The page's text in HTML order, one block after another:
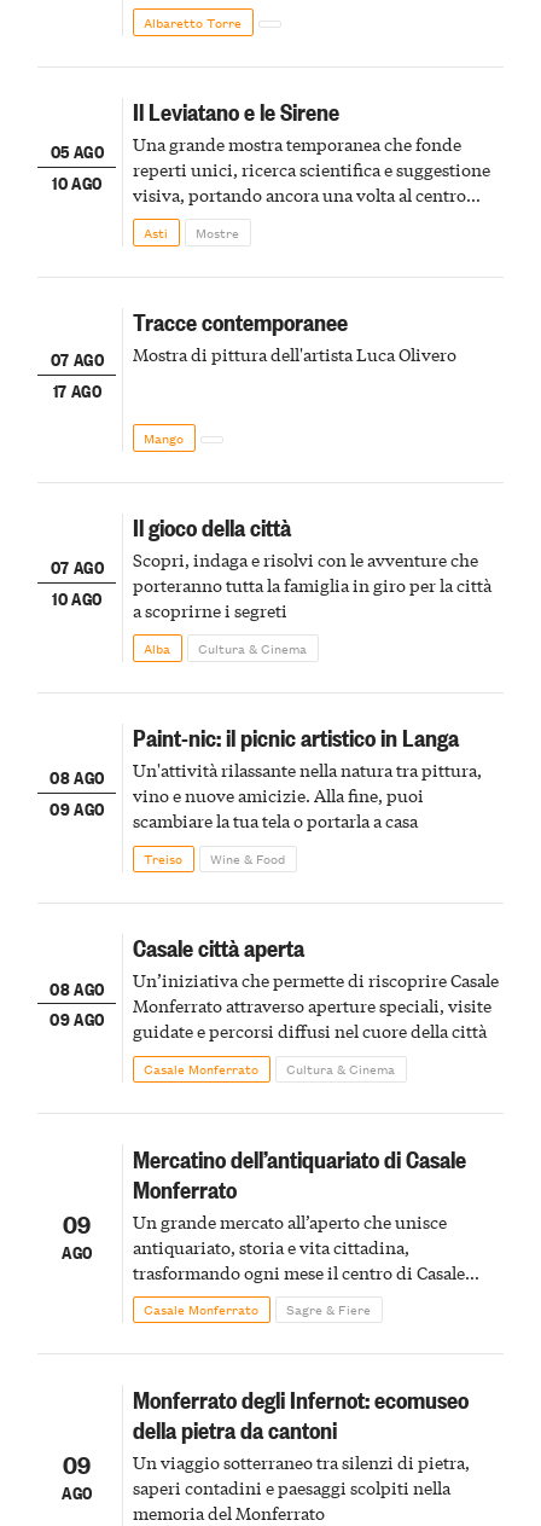
Albaretto Torre
05 AGO
10 AGO
Il Leviatano e le Sirene
Una grande mostra temporanea che fonde
reperti unici, ricerca scientifica e suggestione
visiva, portando ancora una volta al centro
della scena le meraviglie del passato astigiano
Asti Mostre
07 AGO
17 AGO
Tracce contemporanee
Mostra di pittura dell'artista Luca Olivero
Mango
07 AGO
10 AGO
Il gioco della città
Scopri, indaga e risolvi con le avventure che
porteranno tutta la famiglia in giro per la città
a scoprirne i segreti
Alba Cultura & Cinema
08 AGO
09 AGO
Paint-nic: il picnic artistico in Langa
Un'attività rilassante nella natura tra pittura,
vino e nuove amicizie. Alla fine, puoi
scambiare la tua tela o portarla a casa
Treiso Wine & Food
08 AGO
09 AGO
Casale città aperta
Un’iniziativa che permette di riscoprire Casale
Monferrato attraverso aperture speciali, visite
guidate e percorsi diffusi nel cuore della città
Casale Monferrato Cultura & Cinema
09
AGO
Mercatino dell’antiquariato di Casale
Monferrato
Un grande mercato all’aperto che unisce
antiquariato, storia e vita cittadina,
trasformando ogni mese il centro di Casale
Monferrato in un luogo di scoperta e racconto
Casale Monferrato Sagre & Fiere
09
AGO
Monferrato degli Infernot: ecomuseo
della pietra da cantoni
Un viaggio sotterraneo tra silenzi di pietra,
saperi contadini e paesaggi scolpiti nella
memoria del Monferrato